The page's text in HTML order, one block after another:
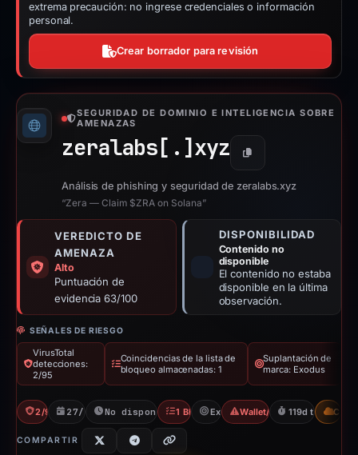
extrema precaución: no ingrese credenciales o información
personal.
Crear borrador para revisión
SEGURIDAD DE DOMINIO E INTELIGENCIA SOBRE
AMENAZAS
zeralabs[.] xyz Copiar
Análisis de phishing y seguridad de zeralabs.xyz
“Zera — Claim $ZRA on Solana”
VEREDICTO DE
AMENAZA
Alto
Puntuación de
evidencia 63/100
DISPONIBILIDAD
Contenido no
disponible
El contenido no estaba
disponible en la última
observación.
SEÑALES DE RIESGO
VirusTotal
detecciones:
2/95
Coincidencias de la lista de
bloqueo almacenadas: 1
Suplantación de
marca: Exodus
2/95 VT27/10/2025No disponible desde 23/02/2026
1 BlocklistExodusWallet/Seed Phishing
119d to CDN
COMPARTIR